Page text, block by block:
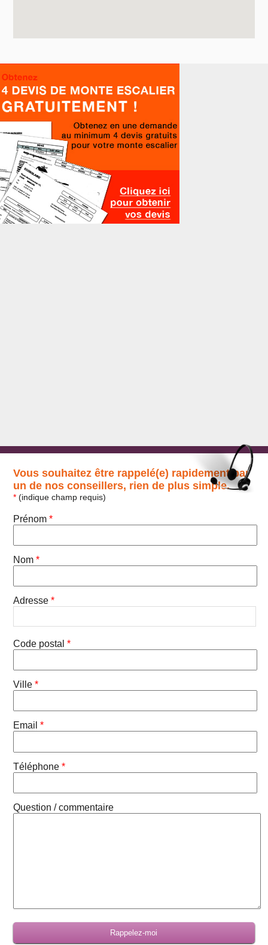
Vous souhaitez être rappelé(e) rapidement par
un de nos conseillers, rien de plus simple.
* (indique champ requis)
Prénom*
Nom*
Adresse*
Code postal*
Ville*
Email*
Téléphone*
Question / commentaire